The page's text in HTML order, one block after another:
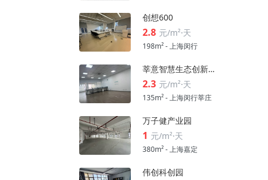
创想600
2.8 元/m²⋅天
198m² - 上海闵行
莘意智慧生态创新科技园
2.3 元/m²⋅天
135m² - 上海闵行莘庄
万子健产业园
1 元/m²⋅天
380m² - 上海嘉定
伟创科创园